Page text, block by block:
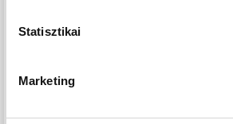
Statisztikai
Marketing
Hívjon bizalommal!